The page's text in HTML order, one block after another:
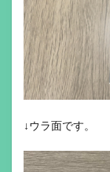
↓ウラ面です。